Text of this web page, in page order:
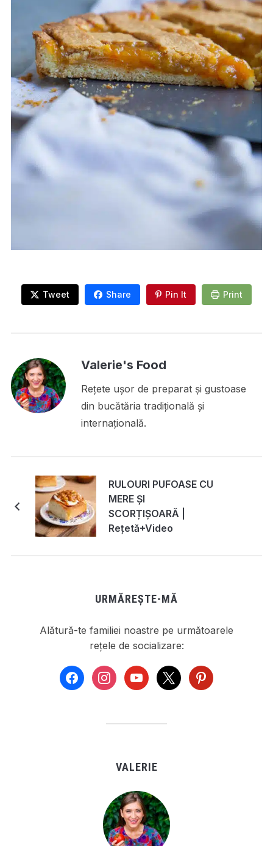
Tweet Share Pin It Print
Valerie's Food
Rețete ușor de preparat și gustoase
din bucătăria tradițională și
internațională.
RULOURI PUFOASE CU
MERE ȘI
SCORȚIȘOARĂ |
Rețetă+Video
URMĂREȘTE-MĂ
Alătură-te familiei noastre pe următoarele
rețele de socializare:
facebookinstagramyoutube
x pinterest
VALERIE